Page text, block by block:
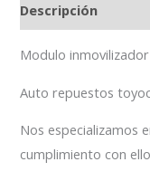
Descripción
Modulo inmovilizador
Auto repuestos
Nos especializamos
cumplimiento con